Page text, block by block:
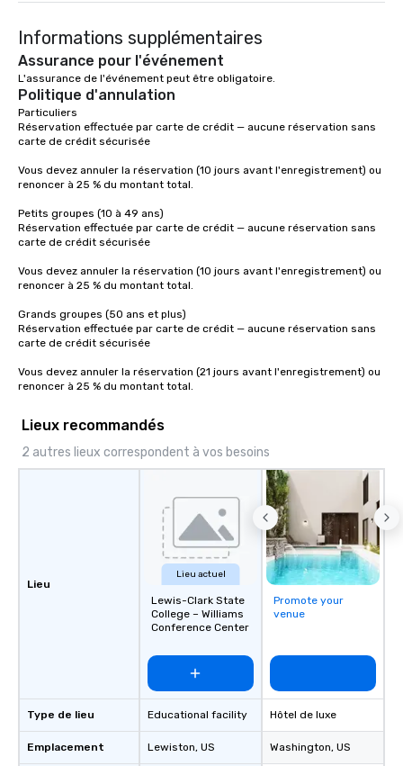
and produced as one cohesive
program, tailored specifically to your
group, your goals and your
destination. With over 50 years of
experience in hospitality, production
and experiential design, our team
creative, polished and executed with
precision across the Rocky Mountain
region. One Program. At A Time.
Informations supplémentaires
Assurance pour l'événement
L'assurance de l'événement peut être obligatoire.
Politique d'annulation
Particuliers
Réservation effectuée par carte de crédit — aucune réservation sans
carte de crédit sécurisée
Vous devez annuler la réservation (10 jours avant l'enregistrement) ou
renoncer à 25 % du montant total.
Petits groupes (10 à 49 ans)
Réservation effectuée par carte de crédit — aucune réservation sans
carte de crédit sécurisée
Vous devez annuler la réservation (10 jours avant l'enregistrement) ou
renoncer à 25 % du montant total.
Grands groupes (50 ans et plus)
Réservation effectuée par carte de crédit — aucune réservation sans
carte de crédit sécurisée
Vous devez annuler la réservation (21 jours avant l'enregistrement) ou
renoncer à 25 % du montant total.
Lieux recommandés
2 autres lieux correspondent à vos besoins
Lieu
Type de lieu
Emplacement
Lieu actuel
Lewis-Clark State
College – Williams
Conference Center
Educational facility
Lewiston, US
Promote your
venue
Hôtel de luxe
Washington, US